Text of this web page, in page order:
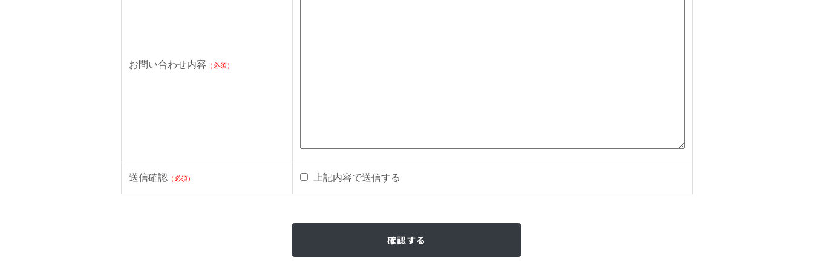
お問い合わせ内容 （必須）
送信確認（必須） 上記内容で送信する